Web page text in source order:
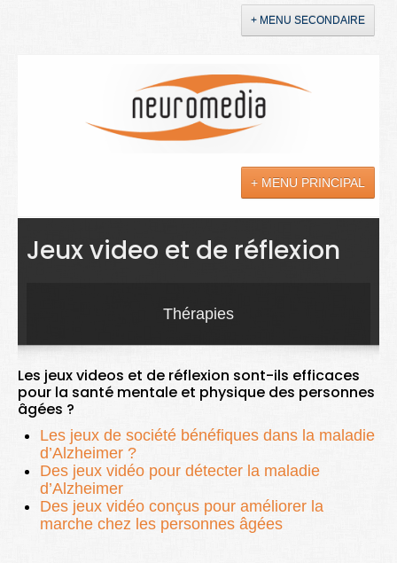
+ MENU SECONDAIRE
+ MENU PRINCIPAL
Actualités
Soins
Droit
Lexique
Better Health
Jeux video et de réflexion
Thérapies
Les jeux videos et de réflexion sont-ils efficaces
pour la santé mentale et physique des personnes
âgées ?
Les jeux de société bénéfiques dans la maladie
d’Alzheimer ?
Des jeux vidéo pour détecter la maladie
d’Alzheimer
Des jeux vidéo conçus pour améliorer la
marche chez les personnes âgées